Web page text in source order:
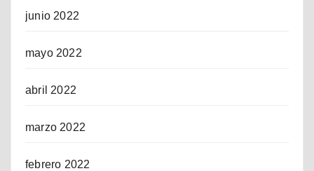
junio 2022
mayo 2022
abril 2022
marzo 2022
febrero 2022